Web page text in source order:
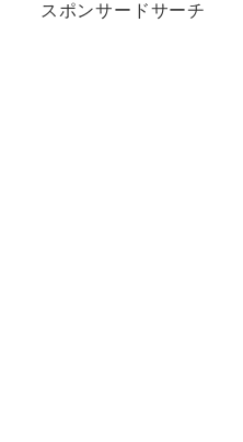
スポンサードサーチ